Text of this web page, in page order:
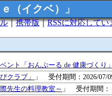
（イクベ）」
｜携帯版｜RSSに対応してい
ント「おんぷーる de 健康づくり」
クラブ」
」 受付期間：2026/07/
先生の料理教室～ 」 受付期間：